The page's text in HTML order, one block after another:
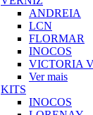
ANDREIA
LCN
FLORMAR
INOCOS
VICTORIA
Ver mais
KITS
INOCOS